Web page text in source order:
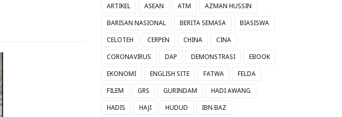
ARTIKEL
ASEAN ATM
AZMAN HUSSIN
BARISAN NASIONAL
BERITA SEMASA
BIASISWA
CELOTEH
CERPEN CHINA
CINA
CORONAVIRUS
DAP DEMONSTRASI
EBOOK
EKONOMI
ENGLISH SITE FATWA
FELDA
FILEM
GRS GURINDAM
HADI AWANG
HADIS
HAJI HUDUD
IBN BAZ